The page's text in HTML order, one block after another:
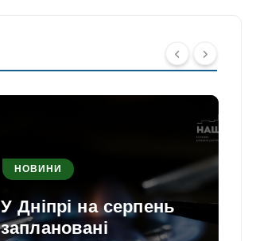
НОВИНИ
У Дніпрі на серпень
заплановані